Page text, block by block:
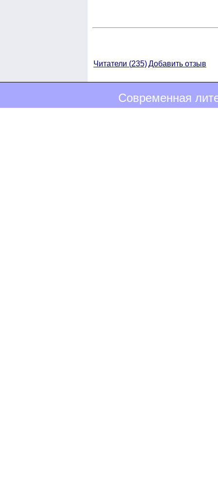
Читатели (235)Добавить отзыв
Современная